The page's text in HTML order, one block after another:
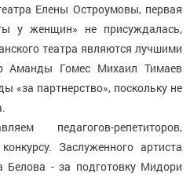
Елены Остроумовы, первая
у женщин» не присуждалась,
театра являются лучшими
Аманды Гомес Михаил Тимаев
«за партнерство», поскольку не
педагогов-репетиторов,
Заслуженного артиста
Белова - за подготовку Мидори